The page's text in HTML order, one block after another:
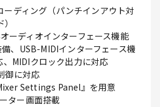
ーディング（パンチインアウト対
ーディオインターフェース機能
、USB-MIDIインターフェース機
MIDIクロック出力に対応
御に対応
Settings Panel』を用意
ター画面搭載